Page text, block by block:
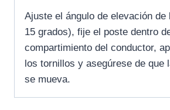
Ajuste el ángulo de elevación de
15 grados), fije el poste dentro
compartimiento del conductor,
los tornillos y asegúrese de que
se mueva.